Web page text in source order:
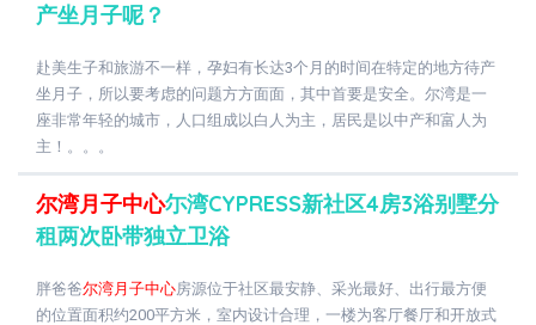
产坐月子呢？
赴美生子和旅游不一样，孕妇有长达3个月的时间在特定的地方待产
坐月子，所以要考虑的问题方方面面，其中首要是安全。尔湾是一
座非常年轻的城市，人口组成以白人为主，居民是以中产和富人为
主！。。。
尔湾月子中心尓湾CYPRESS新社区4房3浴别墅分
租两次卧带独立卫浴
胖爸爸尔湾月子中心房源位于社区最安静、采光最好、出行最方便
的位置面积约200平方米，室内设计合理，一楼为客厅餐厅和开放式